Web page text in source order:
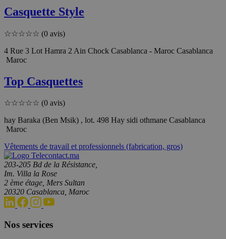
Casquette Style
☆☆☆☆☆ (0 avis)
4 Rue 3 Lot Hamra 2 Ain Chock Casablanca - Maroc Casablanca
Maroc
Top Casquettes
☆☆☆☆☆ (0 avis)
hay Baraka (Ben Msik) , lot. 498 Hay sidi othmane Casablanca
Maroc
Vêtements de travail et professionnels (fabrication, gros)
203-205 Bd de la Résistance,
Im. Villa la Rose
2 ème étage, Mers Sultan
20320 Casablanca, Maroc
Nos services